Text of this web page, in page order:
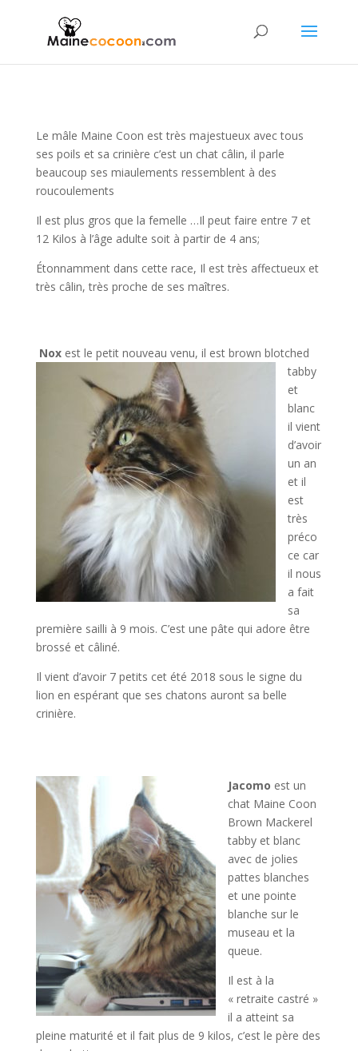
Le mâle Maine Coon est très majestueux avec tous
ses poils et sa crinière c’est un chat câlin, il parle
beaucoup ses miaulements ressemblent à des
roucoulements
Il est plus gros que la femelle …Il peut faire entre 7 et
12 Kilos à l’âge adulte soit à partir de 4 ans;
Étonnamment dans cette race, Il est très affectueux et
très câlin, très proche de ses maîtres.
Noxest le petit nouveau venu, il est brown blotched
tabby
et
blanc
il vient
d’avoir
un an
et il
est
très
préco
ce car
il nous
a fait
sa
première sailli à 9 mois. C’est une pâte qui adore être
brossé et câliné.
Il vient d’avoir 7 petits cet été 2018 sous le signe du
lion en espérant que ses chatons auront sa belle
crinière.
Jacomo est un
chat Maine Coon
Brown Mackerel
tabby et blanc
avec de jolies
pattes blanches
et une pointe
blanche sur le
museau et la
queue.
Il est à la
« retraite castré »
il a atteint sa
pleine maturité et il fait plus de 9 kilos, c’est le père des